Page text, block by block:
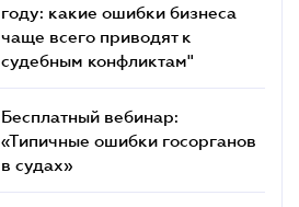
году: какие ошибки бизнеса
чаще всего приводят к
судебным конфликтам"
Бесплатный вебинар:
«Типичные ошибки госорганов
в судах»